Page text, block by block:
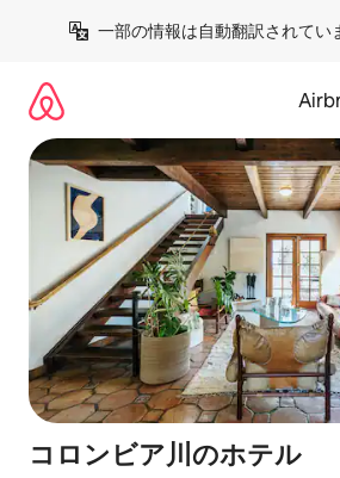
一部の情報は自動翻訳されてい
コロンビア川のホ⁠テ⁠ル